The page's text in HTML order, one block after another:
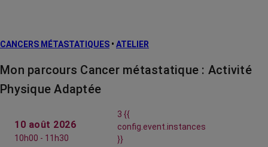
CANCERS MÉTASTATIQUES • ATELIER
Mon parcours Cancer métastatique : Activité
Physique Adaptée
10 août 2026
10h00 - 11h30
3 {{
config.event.instances
}}